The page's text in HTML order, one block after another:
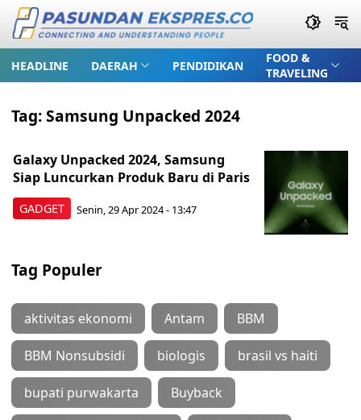
HEADLINE DAERAH PENDIDIKAN
FOOD &
TRAVELING
Tag:Samsung Unpacked 2024
GADGET
Galaxy Unpacked 2024, Samsung
Siap Luncurkan Produk Baru di Paris
Senin, 29 Apr 2024 - 13:47
Tag Populer
aktivitas ekonomi Antam BBM
BBM Nonsubsidi biologis brasil vs haiti
bupati purwakarta Buyback